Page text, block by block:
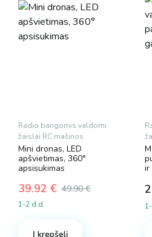
Radio bangomis valdomi
žaislai RC mašinos
Mini dronas, LED
apšvietimas, 360°
apsisukimas
49.90€
Original
price
39.92 €
Current
price
1-2 d.d.
Į krepšelį
ir